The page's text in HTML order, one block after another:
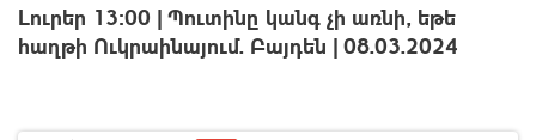
Լուրեր 13:00 | Պուտինը կանգ չի առնի, եթե
հաղթի Ուկրաինայում. Բայդեն | 08.03.2024